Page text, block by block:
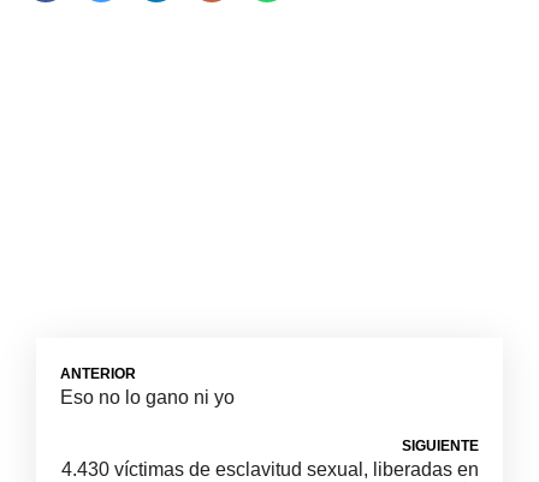
ANTERIOR
Eso no lo gano ni yo
SIGUIENTE
4.430 víctimas de esclavitud sexual, liberadas en